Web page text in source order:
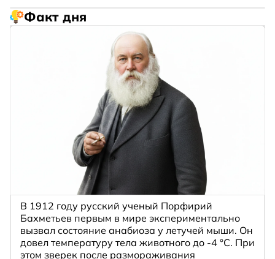
Факт дня
В 1912 году русский ученый Порфирий
Бахметьев первым в мире экспериментально
вызвал состояние анабиоза у летучей мыши. Он
довел температуру тела животного до -4 °C. При
этом зверек после размораживания